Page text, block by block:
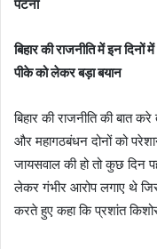
पटना
बिहार की राजनीति में इन
पीके को लेकर बड़ा बयान
बिहार की राजनीति की बात
और महागठबंधन दोनों को
जायसवाल की हो तो कुछ दिन
लेकर गंभीर आरोप लगाए थे
करते हुए कहा कि प्रशांत